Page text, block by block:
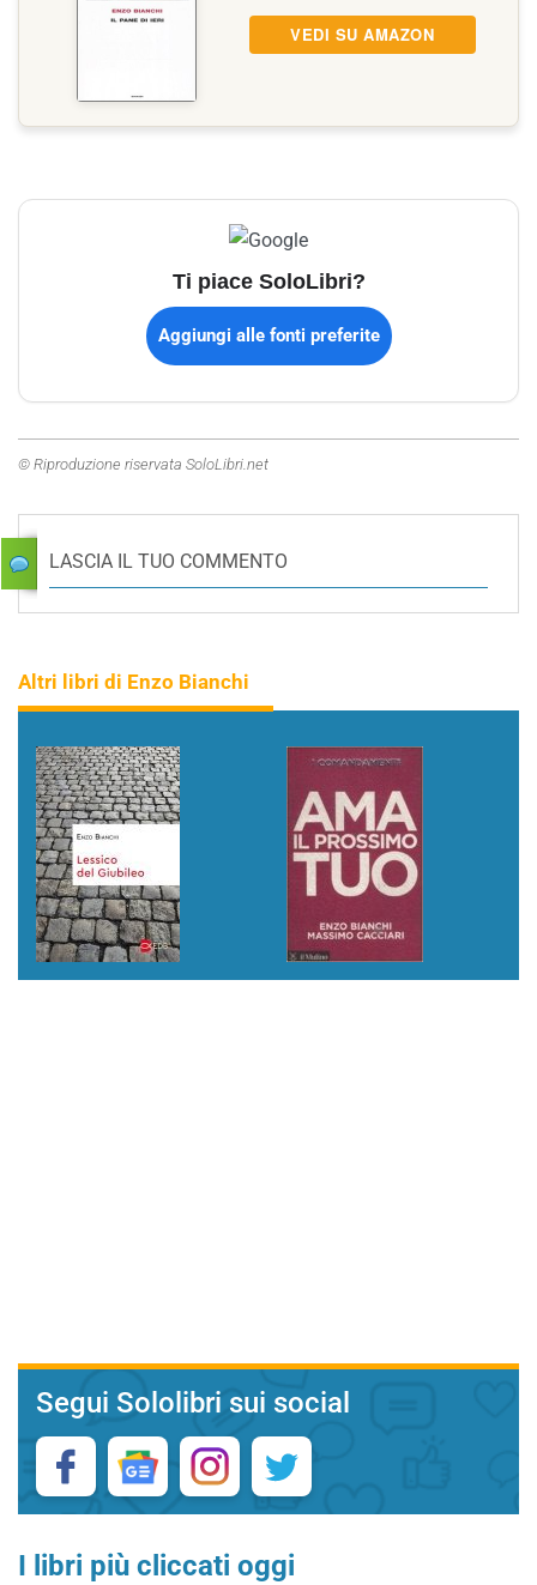
VEDI SU AMAZON
Ti piace SoloLibri?
Aggiungi alle fonti preferite
© Riproduzione riservata SoloLibri.net
LASCIA IL TUO COMMENTO
Altri libri di Enzo Bianchi
Segui Sololibri sui social
I libri più cliccati oggi